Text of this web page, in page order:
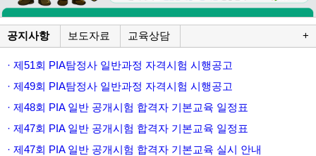
공지사항 보도자료 교육상담 +
· 제51회 PIA탐정사 일반과정 자격시험 시행공고
· 제49회 PIA탐정사 일반과정 자격시험 시행공고
· 제48회 PIA 일반 공개시험 합격자 기본교육 일정표
· 제47회 PIA 일반 공개시험 합격자 기본교육 일정표
· 제47회 PIA 일반 공개시험 합격자 기본교육 실시 안내